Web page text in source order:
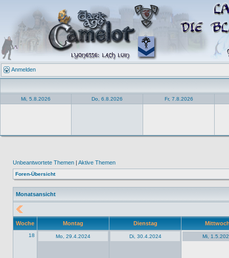
Anmelden
Mi, 5.8.2026 Do, 6.8.2026 Fr, 7.8.2026
Unbeantwortete Themen | Aktive Themen
Foren-Übersicht
Monatsansicht
Woche Montag Dienstag
18 Mo, 29.4.2024 Di, 30.4.2024 Mi,